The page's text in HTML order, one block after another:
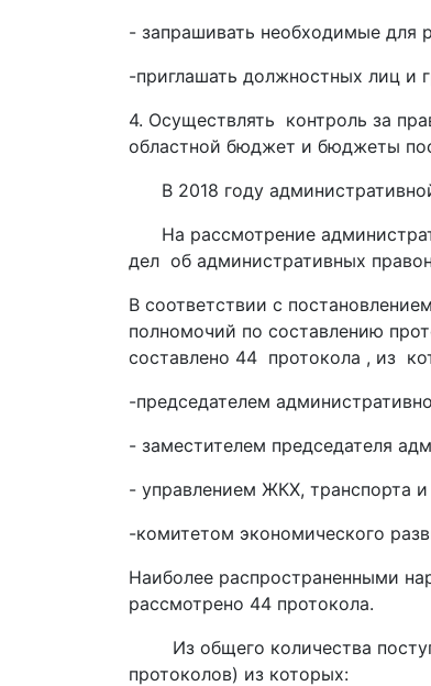
- запрашивать необходимые для
-приглашать должностных лиц и
4. Осуществлять контроль за
областной бюджет и бюджеты
В 2018 году
На рассмотрение
дел об административных
В соответствии с
полномочий по составлению
составлено 44 протокола , из
-председателем
- заместителем председателя
- управлением ЖКХ, транспорта
-комитетом экономического
Наиболее распространенными
рассмотрено 44 протокола.
Из общего количества
протоколов) из которых: